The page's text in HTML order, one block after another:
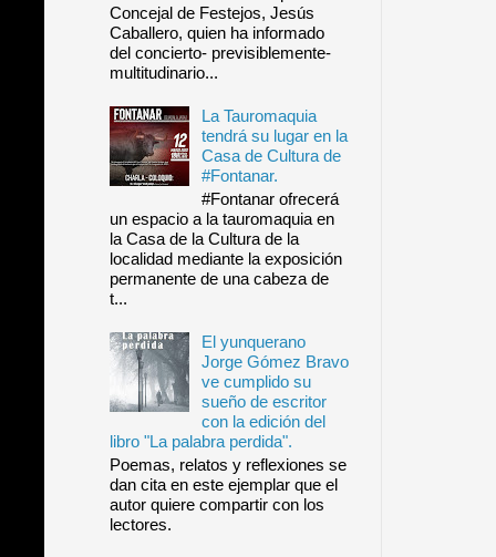
Concejal de Festejos, Jesús
Caballero, quien ha informado
del concierto- previsiblemente-
multitudinario...
La Tauromaquia
tendrá su lugar en la
Casa de Cultura de
#Fontanar.
#Fontanar ofrecerá
un espacio a la tauromaquia en
la Casa de la Cultura de la
localidad mediante la exposición
permanente de una cabeza de
t...
El yunquerano
Jorge Gómez Bravo
ve cumplido su
sueño de escritor
con la edición del
libro "La palabra perdida".
Poemas, relatos y reflexiones se
dan cita en este ejemplar que el
autor quiere compartir con los
lectores.